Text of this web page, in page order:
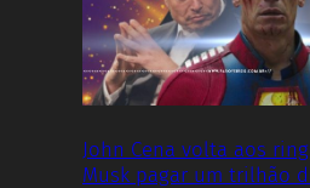
John Cena volta aos
Musk pagar um trilhão